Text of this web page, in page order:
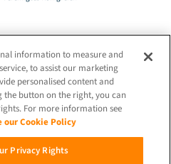
VERBUNDEN!
information to measure and
to assist our marketing
personalised content and
the button on the right, you can
For more information see
our Cookie Policy
Privacy Rights